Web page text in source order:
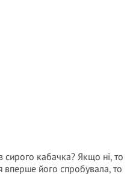
сирого кабачка? Якщо ні, то
вперше його спробувала, то